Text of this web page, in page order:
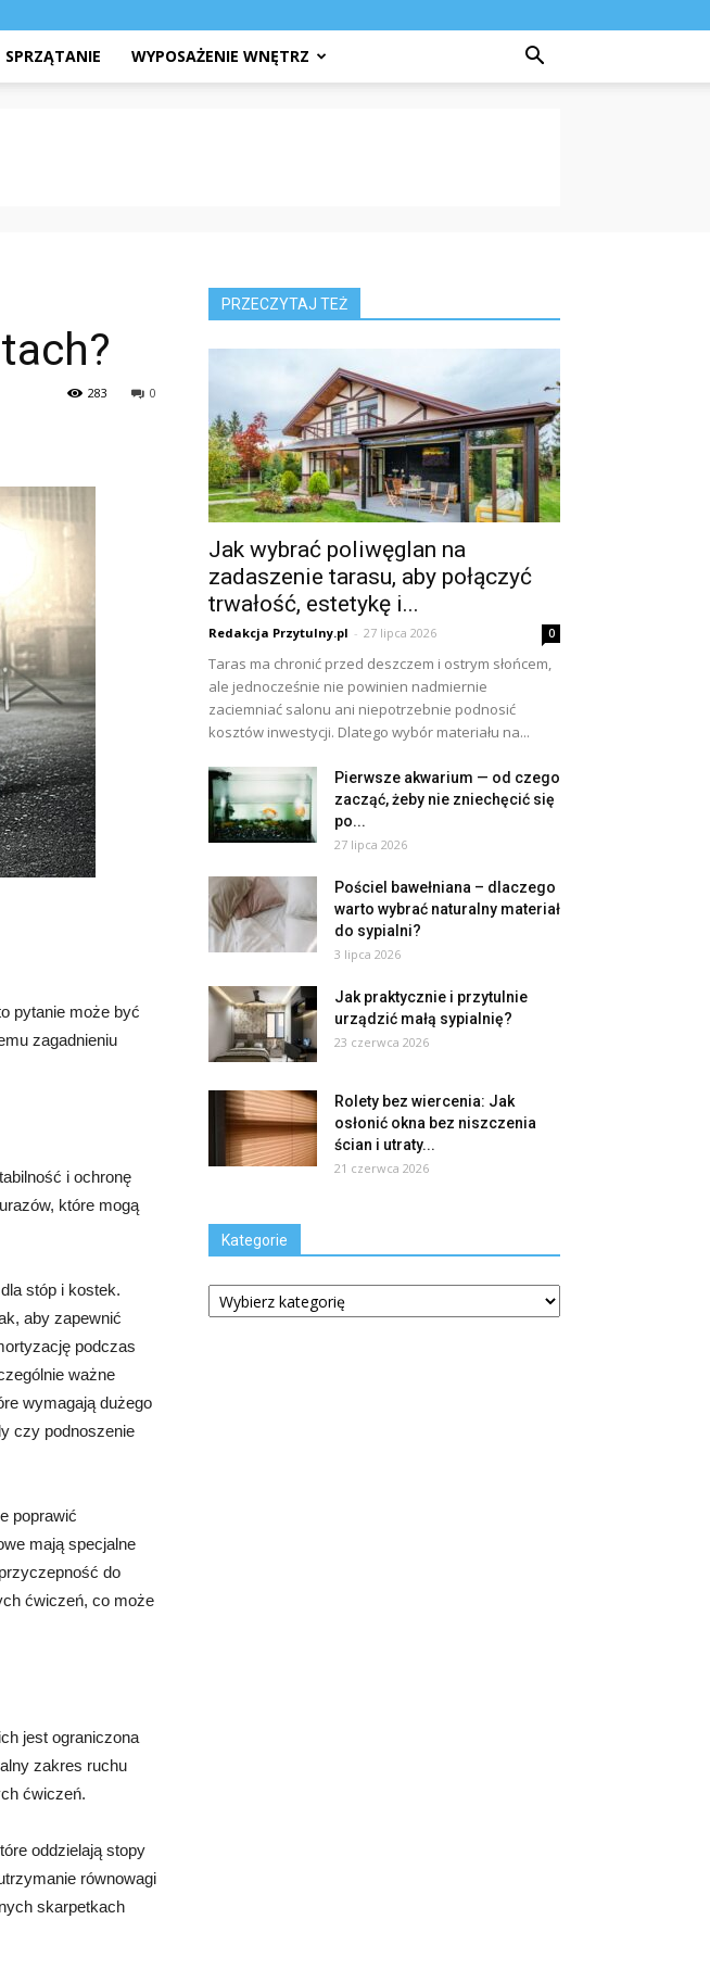
SPRZĄTANIE WYPOSAŻENIE WNĘTRZ
0
283
pytanie może być
zagadnieniu
i ochronę
które mogą
stóp i kostek.
aby zapewnić
podczas
ważne
wymagają dużego
czy podnoszenie
poprawić
mają specjalne
do
ćwiczeń, co może
jest ograniczona
zakres ruchu
ćwiczeń.
oddzielają stopy
równowagi
skarpetkach
PRZECZYTAJ TEŻ
Jak wybrać poliwęglan na
zadaszenie tarasu, aby połączyć
trwałość, estetykę i...
Redakcja Przytulny.pl - 27 lipca 2026 0
Taras ma chronić przed deszczem i ostrym słońcem,
ale jednocześnie nie powinien nadmiernie
zaciemniać salonu ani niepotrzebnie podnosić
kosztów inwestycji. Dlatego wybór materiału na...
Pierwsze akwarium — od czego
zacząć, żeby nie zniechęcić się
po...
27 lipca 2026
Pościel bawełniana – dlaczego
warto wybrać naturalny materiał
do sypialni?
3 lipca 2026
Jak praktycznie i przytulnie
urządzić małą sypialnię?
23 czerwca 2026
Rolety bez wiercenia: Jak
osłonić okna bez niszczenia
ścian i utraty...
21 czerwca 2026
Kategorie
Kategorie